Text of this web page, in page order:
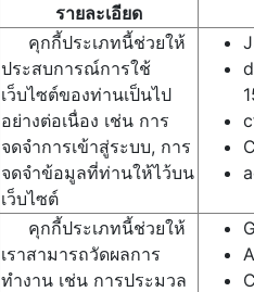
รายละเอียด
คุกกี้ประเภทนี้ช่วยให้
ประสบการณ์การใช้
เว็บไซต์ของท่านเป็นไป
อย่างต่อเนื่อง เช่น การ
จดจำการเข้าสู่ระบบ, การ
จดจำข้อมูลที่ท่านให้ไว้บน
เว็บไซต์
คุกกี้ประเภทนี้ช่วยให้
เราสามารถวัดผลการ
ทำงาน เช่น การประมวล